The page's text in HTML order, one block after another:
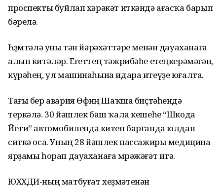
проспекты буйлап хәрәкәт иткәндә ағасҡа барып
бәрелә.
Һөҙөмтәлә уны тән йәрәхәттәре менән дауаханаға
алып китәләр. Егеттең тәжрибәһе етеңкерәмәгән,
күрәһең, ул машинаһына идара итеүҙе юғалта.
Тағы бер авария Өфөнөң Шаҡша биҫтәһендә
теркәлә. 30 йәшлек баш ҡала кешеһе “Шкода
Йети” автомобилендә китеп барғанда юлдан
ситкә оса. Уның 28 йәшлек пассажиры медицина
ярҙамы һорап дауаханаға мөрәжәғәт итә.
ЮХХДИ-ның матбуғат хеҙмәтенән